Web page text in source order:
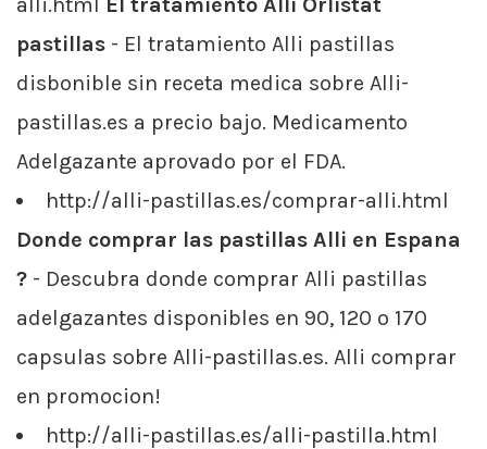
pastillas - El tratamiento Alli pastillas
disbonible sin receta medica sobre Alli-
pastillas.es a precio bajo. Medicamento
Adelgazante aprovado por el FDA.
http://alli-pastillas.es/comprar-alli.html
Donde comprar las pastillas Alli en Espana
? - Descubra donde comprar Alli pastillas
adelgazantes disponibles en 90, 120 o 170
capsulas sobre Alli-pastillas.es. Alli comprar
en promocion!
http://alli-pastillas.es/alli-pastilla.html